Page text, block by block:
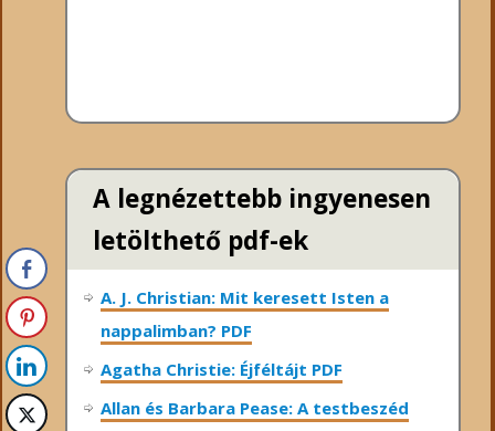
A legnézettebb ingyenesen
letölthető pdf-ek
A. J. Christian: Mit keresett Isten a
nappalimban? PDF
Agatha Christie: Éjféltájt PDF
Allan és Barbara Pease: A testbeszéd